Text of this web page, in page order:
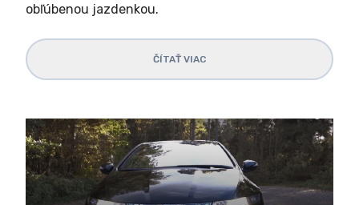
obľúbenou jazdenkou.
ČÍTAŤ VIAC